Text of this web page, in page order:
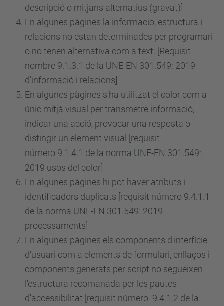
descripció o mitjans alternatius (gravat)]
En algunes pàgines la informació, estructura i
relacions no estan determinades per programari
o no tenen alternativa com a text. [Requisit
nombre 9.1.3.1 de la UNE-EN 301.549: 2019
d'informació i relacions]
En algunes pàgines s'ha utilitzat el color com a
únic mitjà visual per transmetre informació,
indicar una acció, provocar una resposta o
distingir un element visual [requisit
número 9.1.4.1 de la norma UNE-EN 301.549:
2019 usos del color]
En algunes pàgines hi pot haver atributs i
identificadors duplicats [requisit número 9.4.1.1
de la norma UNE-EN 301.549: 2019
processaments]
En algunes pàgines els components d'interfície
d'usuari com a elements de formulari, enllaços i
components generats per script no segueixen
l'estructura recomanada per les pautes
d'accessibilitat [requisit número 9.4.1.2 de la